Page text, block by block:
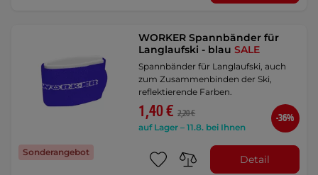
Sonderangebot
WORKER Spannbänder für
Langlaufski - blauSALE
Spannbänder für Langlaufski, auch
zum Zusammenbinden der Ski,
reflektierende Farben.
1,40 € 2,20 €
auf Lager – 11.8. bei Ihnen
-36%
Detail